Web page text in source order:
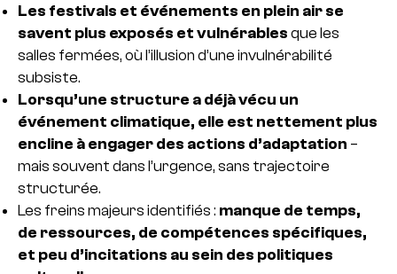
Les festivals et événements en plein air se
savent plus exposés et vulnérables que les
salles fermées, où l’illusion d’une invulnérabilité
subsiste.
Lorsqu’une structure a déjà vécu un
événement climatique, elle est nettement plus
encline à engager des actions d’adaptation –
mais souvent dans l’urgence, sans trajectoire
structurée.
Les freins majeurs identifiés : manque de temps,
de ressources, de compétences spécifiques,
et peu d’incitations au sein des politiques